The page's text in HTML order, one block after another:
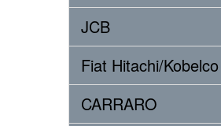
JCB
Fiat Hitachi/Kobelco
CARRARO